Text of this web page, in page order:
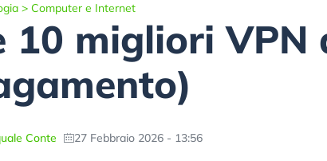
> Computer e Internet
10 migliori
Conte 27 Febbraio 2026 - 13:56